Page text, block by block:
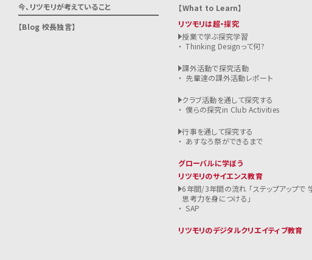
今、リツモリが考えていること
Blog 校長独言
What to Learn
リツモリは超・探究
授業で学ぶ探究学習
Thinking Designって何?
課外活動で探究活動
先輩達の課外活動レポート
クラブ活動を通して探究する
僕らの探究in Club Activities
行事を通して探究する
あすなろ祭ができるまで
グローバルに学ぼう
リツモリのサイエンス教育
6年間/3年間の流れ 「ステップアップで
思考力を身につける」
SAP
リツモリのデジタルクリエイティブ教育